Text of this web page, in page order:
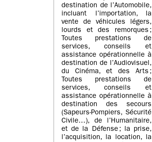
destination de l’Automobile,
incluant l’importation, la
vente de véhicules légers,
lourds et des remorques ;
Toutes prestations de
services, conseils et
assistance opérationnelle à
destination de l’Audiovisuel,
du Cinéma, et des Arts ;
Toutes prestations de
services, conseils et
assistance opérationnelle à
destination des secours
(Sapeurs-Pompiers, Sécurité
Civile…), de l’Humanitaire,
et de la Défense ; la prise,
l’acquisition, la location, la